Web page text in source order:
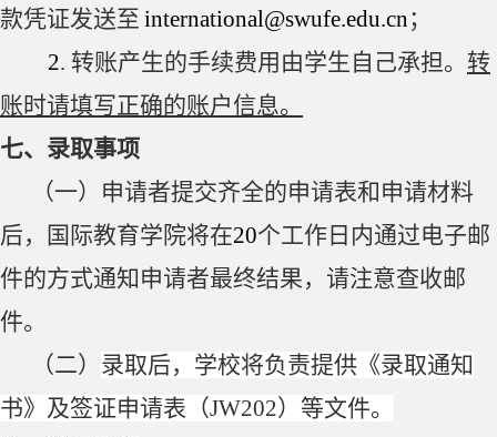
款凭证发送至 international@swufe.edu.cn；
2. 转账产生的手续费用由学生自己承担。 转
账时请填写正确的账户信息。
七、录取事项
（一）申请者提交齐全的申请表和申请材料
后，国际教育学院将在20个工作日内通过电子邮
件的方式通知申请者最终结果，请注意查收邮
件。
（二） 录取后，学校将负责提供《录取通知
书》及签证申请表（JW202）等文件。